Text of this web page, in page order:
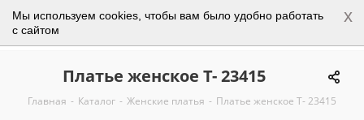
Мы используем cookies, чтобы вам было удобно работать
с сайтом
x
0
Платье женское Т- 23415
Главная - Каталог - Женские платья - Платье женское Т- 23415